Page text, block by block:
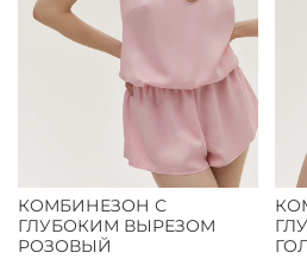
КОМБИНЕЗОН С
ГЛУБОКИМ ВЫРЕЗОМ
РОЗОВЫЙ